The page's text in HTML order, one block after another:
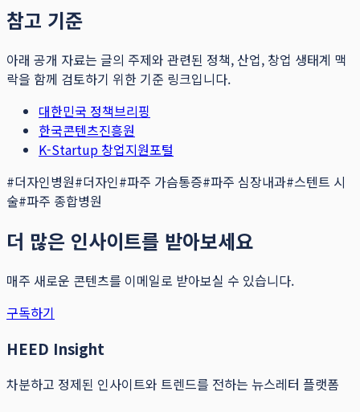
참고 기준
아래 공개 자료는 글의 주제와 관련된 정책, 산업, 창업 생태계 맥
락을 함께 검토하기 위한 기준 링크입니다.
대한민국 정책브리핑
한국콘텐츠진흥원
K-Startup 창업지원포털
#더자인병원#더자인#파주 가슴통증#파주 심장내과#스텐트 시
술#파주 종합병원
더 많은 인사이트를 받아보세요
매주 새로운 콘텐츠를 이메일로 받아보실 수 있습니다.
구독하기
HEED Insight
차분하고 정제된 인사이트와 트렌드를 전하는 뉴스레터 플랫폼